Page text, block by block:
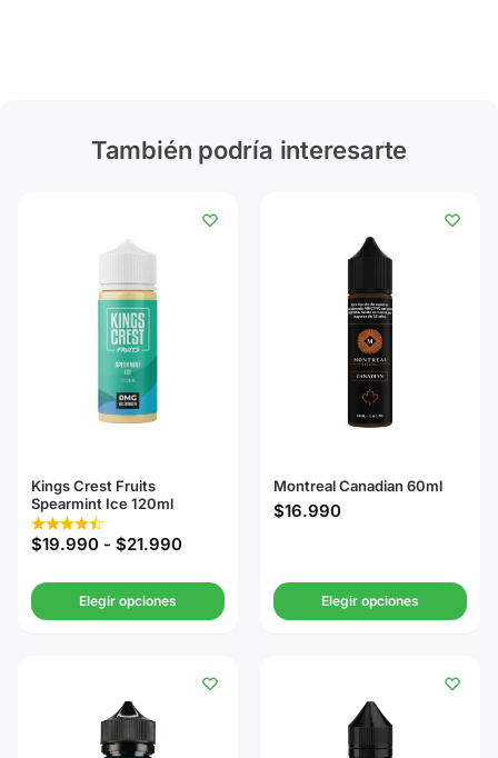
También podría interesarte
Kings Crest Fruits
Spearmint Ice 120ml
$19.990 - $21.990
Elegir opciones
Montreal Canadian 60ml
$16.990
Elegir opciones